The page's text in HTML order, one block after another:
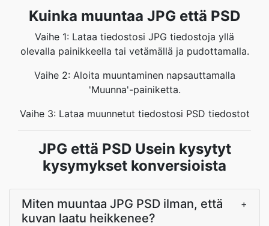
Kuinka muuntaa JPG että PSD
Vaihe 1: Lataa tiedostosi JPG tiedostoja yllä
olevalla painikkeella tai vetämällä ja pudottamalla.
Vaihe 2: Aloita muuntaminen napsauttamalla
'Muunna'-painiketta.
Vaihe 3: Lataa muunnetut tiedostosi PSD tiedostot
JPG että PSD Usein kysytyt
kysymykset konversioista
Miten muuntaa JPG PSD ilman, että
kuvan laatu heikkenee?
+